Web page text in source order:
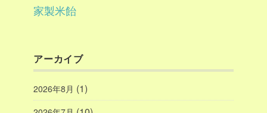
家製米飴
アーカイブ
2026年8月 (1)